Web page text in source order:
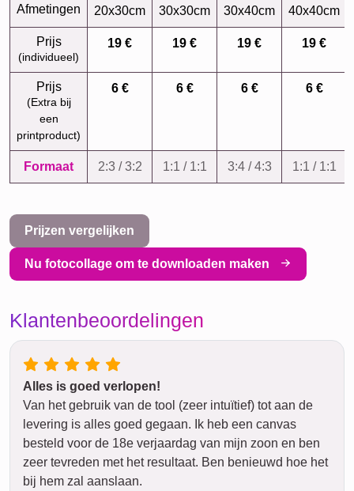
Afmetingen 20x30cm 30x30cm 30x40cm 40x40cm
Prijs
(individueel)
19 € 19 € 19 € 19 €
Prijs
(Extra bij
een
printproduct)
6 € 6 € 6 € 6 €
Formaat 2:3 / 3:2 1:1 / 1:1 3:4 / 4:3 1:1 / 1:1
Prijzen vergelijken
Nu fotocollage om te downloaden maken
Klantenbeoordelingen
Alles is goed verlopen!
Van het gebruik van de tool (zeer intuïtief) tot aan de
levering is alles goed gegaan. Ik heb een canvas
besteld voor de 18e verjaardag van mijn zoon en ben
zeer tevreden met het resultaat. Ben benieuwd hoe het
bij hem zal aanslaan.